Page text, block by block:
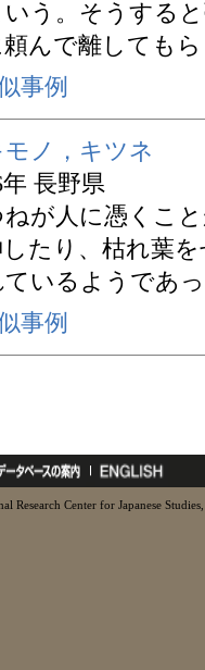
いう。そうする
頼んで離しても
事例
ノ，キツネ
年 長野県
ねが人に憑くこ
したり、枯れ葉
ているようであ
事例
Research Center for Japanese